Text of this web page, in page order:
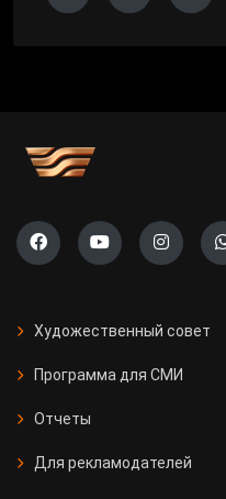
Художественный совет
Программа для СМИ
Отчеты
Для рекламодателей